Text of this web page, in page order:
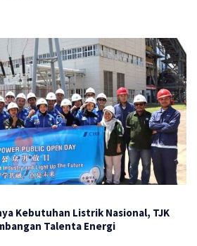
Kebutuhan Listrik Nasional, TJK
Talenta Energi